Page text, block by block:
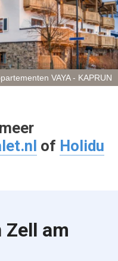
VAYA - KAPRUN
of Holidu
am